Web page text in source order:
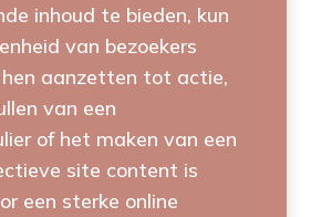
inhoud te bieden, kun
van bezoekers
aanzetten tot actie,
van een
of het maken van een
site content is
een sterke online